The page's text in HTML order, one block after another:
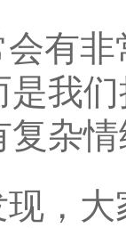
有
我
杂
，